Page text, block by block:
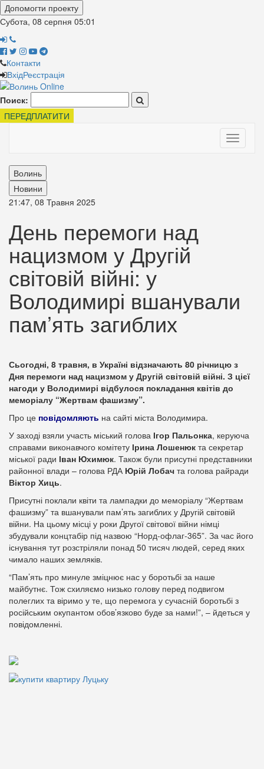
Допомогти проекту
Субота, 08 серпня 05:01
Контакти
ВхідРеєстрація
Поиск:
ПЕРЕДПЛАТИТИ
Toggle
Волинь
Новини
21:47, 08 Травня 2025
День перемоги над
нацизмом у Другій
світовій війні: у
Володимирі вшанували
пам’ять загиблих
Сьогодні, 8 травня, в Україні відзначають 80 річницю з
Дня перемоги над нацизмом у Другій світовій війні. З цієї
нагоди у Володимирі відбулося покладання квітів до
меморіалу “Жертвам фашизму”.
Про це повідомляють на сайті міста Володимира.
У заході взяли участь міський голова Ігор Пальонка, керуюча
справами виконавчого комітету Ірина Лошенюк та секретар
міської ради Іван Юхимюк. Також були присутні представники
районної влади – голова РДА Юрій Лобач та голова райради
Віктор Хиць.
Присутні поклали квіти та лампадки до меморіалу “Жертвам
фашизму” та вшанували пам’ять загиблих у Другій світовій
війни. На цьому місці у роки Другої світової війни німці
збудували концтабір під назвою “Норд-офлаг-365”. За час його
існування тут розстріляли понад 50 тисяч людей, серед яких
чимало наших земляків.
“Пам’ять про минуле зміцнює нас у боротьбі за наше
майбутнє. Тож схиляємо низько голову перед подвигом
полеглих та віримо у те, що перемога у сучасній боротьбі з
російським окупантом обов’язково буде за нами!”, – йдеться у
повідомленні.